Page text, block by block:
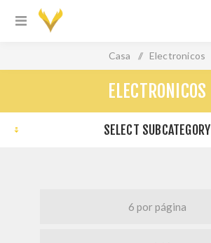
Casa / Electronicos
ELECTRONICOS
SELECT SUBCATEGORY